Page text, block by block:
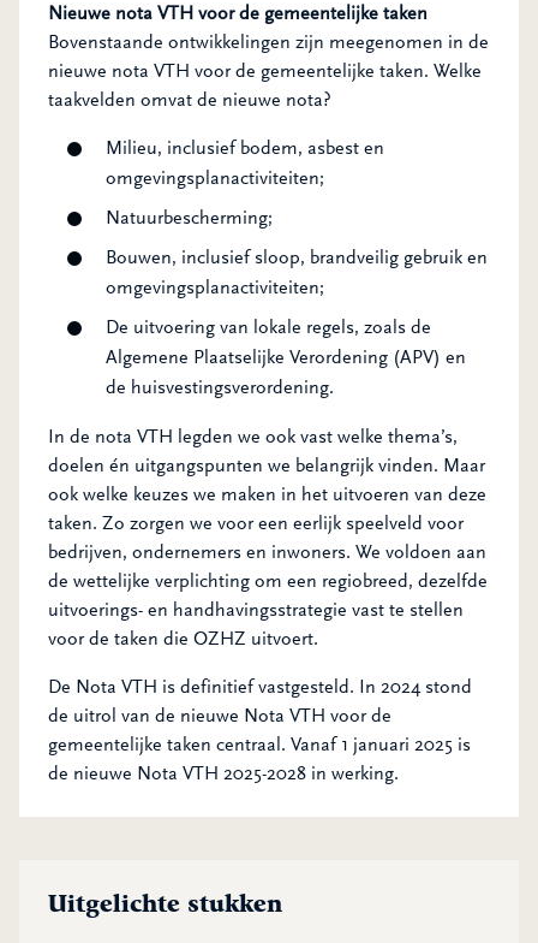
Nieuwe nota VTH voor de gemeentelijke taken
Bovenstaande ontwikkelingen zijn meegenomen in de
nieuwe nota VTH voor de gemeentelijke taken. Welke
taakvelden omvat de nieuwe nota?
Milieu, inclusief bodem, asbest en
omgevingsplanactiviteiten;
Natuurbescherming;
Bouwen, inclusief sloop, brandveilig gebruik en
omgevingsplanactiviteiten;
De uitvoering van lokale regels, zoals de
Algemene Plaatselijke Verordening (APV) en
de huisvestingsverordening.
In de nota VTH legden we ook vast welke thema’s,
doelen én uitgangspunten we belangrijk vinden. Maar
ook welke keuzes we maken in het uitvoeren van deze
taken. Zo zorgen we voor een eerlijk speelveld voor
bedrijven, ondernemers en inwoners. We voldoen aan
de wettelijke verplichting om een regiobreed, dezelfde
uitvoerings- en handhavingsstrategie vast te stellen
voor de taken die OZHZ uitvoert.
De Nota VTH is definitief vastgesteld. In 2024 stond
de uitrol van de nieuwe Nota VTH voor de
gemeentelijke taken centraal. Vanaf 1 januari 2025 is
de nieuwe Nota VTH 2025-2028 in werking.
Uitgelichte stukken